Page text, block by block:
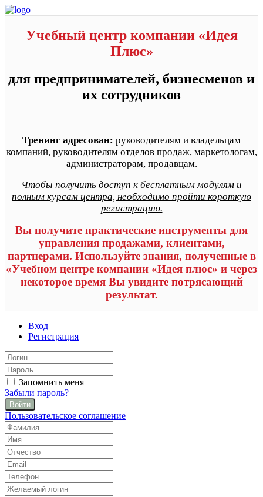
Учебный центр компании «Идея
Плюс»
для предпринимателей, бизнесменов и
их сотрудников
Тренинг адресован: руководителям и владельцам
компаний, руководителям отделов продаж, маркетологам,
администраторам, продавцам.
Чтобы получить доступ к бесплатным модулям и
полным курсам центра, необходимо пройти короткую
регистрацию.
Вы получите практические инструменты для
управления продажами, клиентами,
партнерами. Используйте знания, полученные в
«Учебном центре компании «Идея плюс» и через
некоторое время Вы увидите потрясающий
результат.
Вход
Регистрация
Запомнить меня
Забыли пароль?
Войти
Пользовательское соглашение